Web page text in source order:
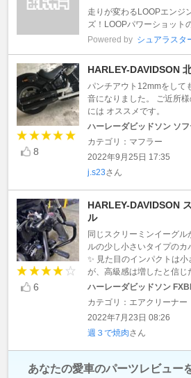
走りが変わるLOOPエンジ
ズ！LOOPパワーショット
Powered by シュアラスタ
8
HARLEY-DAVIDSON
パンチアウト12mmをして
音になりました。 ご近所
には オススメです。
ハーレーダビッドソン ソ
カテゴリ：マフラー
2022年9月25日 17:35
j.s23さん
6
HARLEY-DAVIDSON
ル
同じスクリーミンイーグ
ルの少し小さいタイプの
✨ 見た目のインパクトは
が、高級感は増したと信じ
ハーレーダビッドソン
カテゴリ：エアクリーナー
2022年7月23日 08:26
週３で焼肉さん
あなたの愛車のパーツレビュー